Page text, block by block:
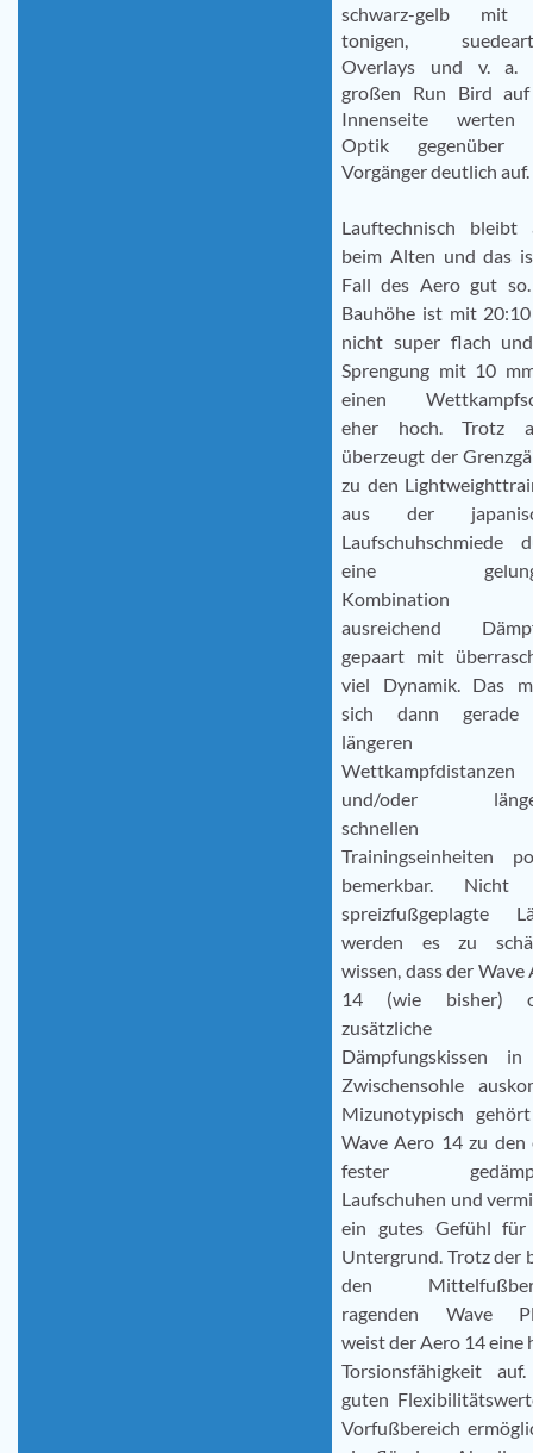
schwarz-gelb mit
tonigen,
Overlays und v. a.
großen Run Bird
Innenseite
Optik gegenüber
Vorgänger deutlich auf.
Lauftechnisch bleibt
beim Alten und das
Fall des Aero gut
Bauhöhe ist mit
nicht super flach
Sprengung mit 10
einen
eher hoch. Trotz
überzeugt der
zu den
aus der
Laufschuhschmiede
eine
Kombination
ausreichend
gepaart mit
viel Dynamik. Das
sich dann gerade
längeren
Wettkampfdistanzen
und/oder
schnellen
Trainingseinheiten
bemerkbar. Nicht
spreizfußgeplagte
werden es zu
wissen, dass der Wave
14 (wie bisher)
zusätzliche
Dämpfungskissen
Zwischensohle
Mizunotypisch
Wave Aero 14 zu den
fester
Laufschuhen und
ein gutes Gefühl für
Untergrund. Trotz der
den
ragenden Wave
weist der Aero 14 eine
Torsionsfähigkeit
guten
Vorfußbereich